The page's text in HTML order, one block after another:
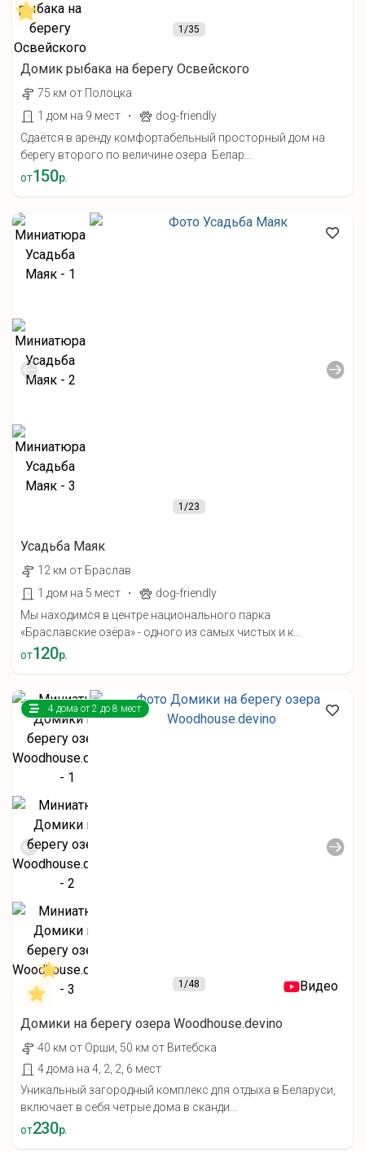
1/35
Домик рыбака на берегу Освейского
75 км от Полоцка
1 дом на 9 мест
·
dog-friendly
Сдаётся в аренду комфортабельный просторный дом на
берегу второго по величине озера Белар...
от150р.
1/23
Усадьба Маяк
12 км от Браслав
1 дом на 5 мест
·
dog-friendly
Мы находимся в центре национального парка
«Браславские озёра» - одного из самых чистых и к...
от120р.
1/48
4 дома от 2 до 8 мест
Видео
Домики на берегу озера Woodhouse.devino
40 км от Орши, 50 км от Витебска
4 дома на 4, 2, 2, 6 мест
Уникальный загородный комплекс для отдыха в Беларуси,
включает в себя четрые дома в сканди...
от230р.